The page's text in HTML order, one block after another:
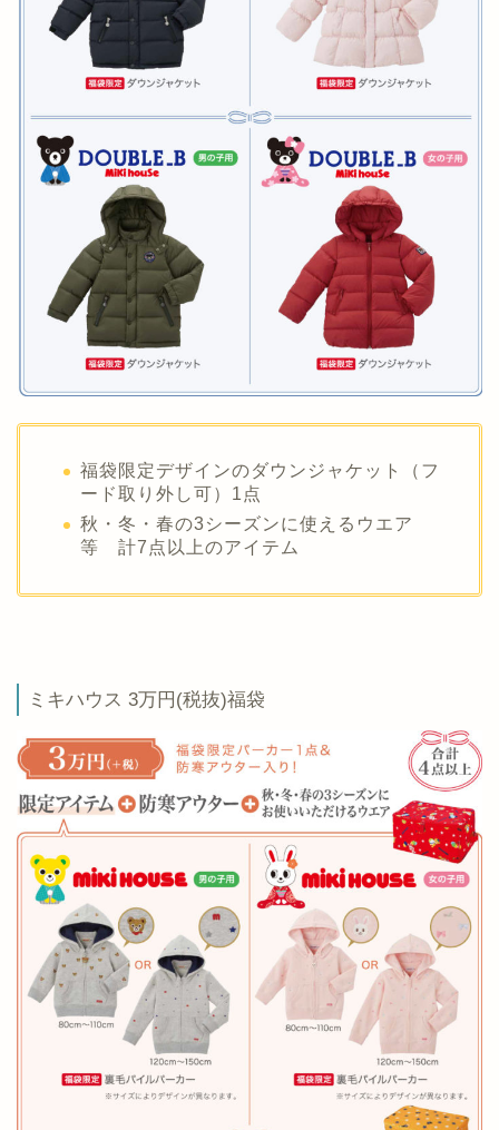
福袋限定デザインのダウンジャケット（フ
ード取り外し可）1点
秋・冬・春の3シーズンに使えるウエア
等 計7点以上のアイテム
ミキハウス 3万円(税抜)福袋